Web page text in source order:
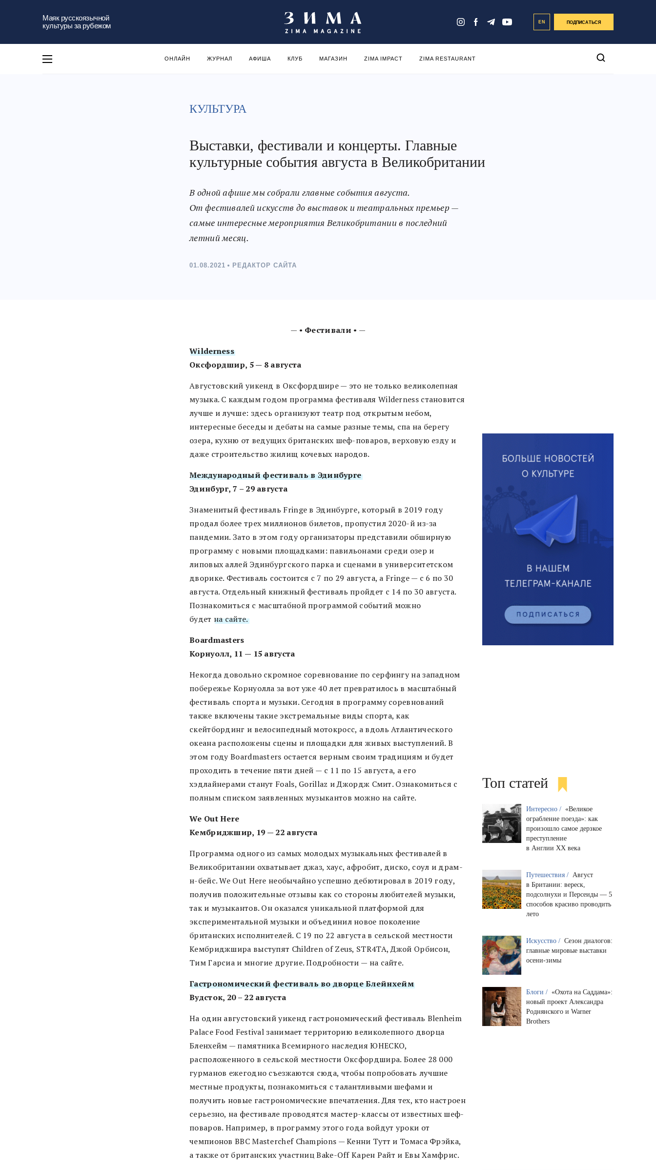
Маяк русскоязычной
культуры за рубежом
EN ПОДПИСАТЬСЯ
ОНЛАЙН ЖУРНАЛ АФИША КЛУБ МАГАЗИН ZIMA IMPACT ZIMA RESTAURANT
КУЛЬТУРА
Выставки, фестивали и концерты. Главные
культурные события августа в Великобритании
В одной афише мы собрали главные события августа.
От фестивалей искусств до выставок и театральных премьер —
самые интересные мероприятия Великобритании в последний
летний месяц.
01.08.2021 РЕДАКТОР САЙТА
— • Фестивали • —
Wilderness
Оксфордшир, 5 — 8 августа
Августовский уикенд в Оксфордшире — это не только великолепная
музыка. С каждым годом программа фестиваля Wilderness становится
лучше и лучше: здесь организуют театр под открытым небом,
интересные беседы и дебаты на самые разные темы, спа на берегу
озера, кухню от ведущих британских шеф-поваров, верховую езду и
даже строительство жилищ кочевых народов.
Международный фестиваль в Эдинбурге
Эдинбург, 7 – 29 августа
Знаменитый фестиваль Fringe в Эдинбурге, который в 2019 году
продал более трех миллионов билетов, пропустил 2020-й из-за
пандемии. Зато в этом году организаторы представили обширную
программу с новыми площадками: павильонами среди озер и
липовых аллей Эдинбургского парка и сценами в университетском
дворике. Фестиваль состоится с 7 по 29 августа, а Fringe — с 6 по 30
августа. Отдельный книжный фестиваль пройдет с 14 по 30 августа.
Познакомиться с масштабной программой событий можно
будет на сайте.
Boardmasters
Корнуолл, 11 — 15 августа
Некогда довольно скромное соревнование по серфингу на западном
побережье Корнуолла за вот уже 40 лет превратилось в масштабный
фестиваль спорта и музыки. Сегодня в программу соревнований
также включены такие экстремальные виды спорта, как
скейтбординг и велосипедный мотокросс, а вдоль Атлантического
океана расположены сцены и площадки для живых выступлений. В
этом году Boardmasters остается верным своим традициям и будет
проходить в течение пяти дней — с 11 по 15 августа, а его
хэдлайнерами станут Foals, Gorillaz и Джордж Смит. Ознакомиться с
полным списком заявленных музыкантов можно на сайте.
We Out Here
Кембриджшир, 19 — 22 августа
Программа одного из самых молодых музыкальных фестивалей в
Великобритании охватывает джаз, хаус, афробит, диско, соул и драм-
н-бейс. We Out Here необычайно успешно дебютировал в 2019 году,
получив положительные отзывы как со стороны любителей музыки,
так и музыкантов. Он оказался уникальной платформой для
экспериментальной музыки и объединил новое поколение
британских исполнителей. С 19 по 22 августа в сельской местности
Кембриджшира выступят Children of Zeus, STR4TA, Джой Орбисон,
Тим Гарсиа и многие другие. Подробности — на сайте.
Гастрономический фестиваль во дворце Блейнхейм
Вудсток, 20 – 22 августа
На один августовский уикенд гастрономический фестиваль Blenheim
Palace Food Festival занимает территорию великолепного дворца
Бленхейм — памятника Всемирного наследия ЮНЕСКО,
расположенного в сельской местности Оксфордшира. Более 28 000
гурманов ежегодно съезжаются сюда, чтобы попробовать лучшие
местные продукты, познакомиться с талантливыми шефами и
получить новые гастрономические впечатления. Для тех, кто настроен
серьезно, на фестивале проводятся мастер-классы от известных шеф-
поваров. Например, в программу этого года войдут уроки от
чемпионов BBC Masterchef Champions — Кенни Тутт и Томаса Фрэйка,
а также от британских участниц Bake-Off Карен Райт и Евы Хамфрис.
Топ статей
Интересно / «Великое
ограбление поезда»: как
произошло самое дерзкое
преступление
в Англии XX века
Путешествия / Август
в Британии: вереск,
подсолнухи и Персеиды — 5
способов красиво проводить
лето
Искусство / Сезон диалогов:
главные мировые выставки
осени-зимы
Блоги / «Охота на Саддама»:
новый проект Александра
Роднянского и Warner
Brothers